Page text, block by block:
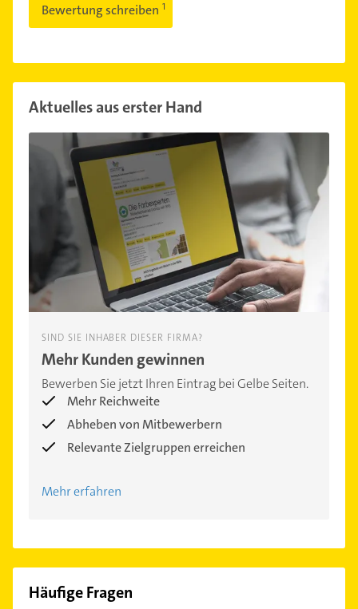
Bewertung schreiben
Aktuelles aus erster Hand
SIND SIE INHABER DIESER FIRMA?
Mehr Kunden gewinnen
Bewerben Sie jetzt Ihren Eintrag bei Gelbe Seiten.
Mehr Reichweite
Abheben von Mitbewerbern
Relevante Zielgruppen erreichen
Mehr erfahren
Häufige Fragen